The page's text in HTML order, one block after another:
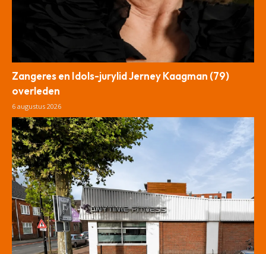
Zangeres en Idols-jurylid Jerney Kaagman (79)
overleden
6 augustus 2026